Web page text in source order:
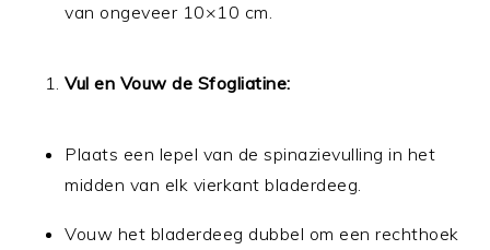
van ongeveer 10×10 cm.
Vul en Vouw de Sfogliatine:
Plaats een lepel van de spinazievulling in het
midden van elk vierkant bladerdeeg.
Vouw het bladerdeeg dubbel om een rechthoek